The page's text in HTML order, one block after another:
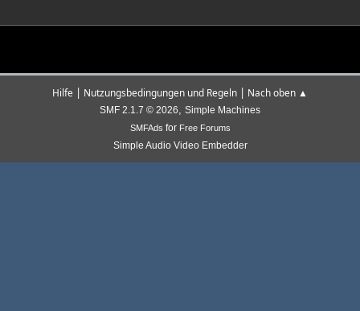
Hilfe | Nutzungsbedingungen und Regeln | Nach oben ▲
SMF 2.1.7 © 2026, Simple Machines
SMFAds for Free Forums
Simple Audio Video Embedder